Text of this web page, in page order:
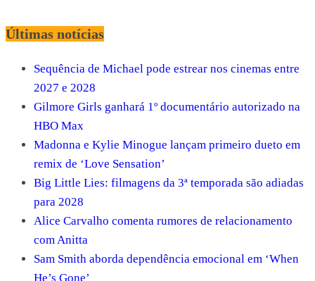
Últimas notícias
Sequência de Michael pode estrear nos cinemas entre
2027 e 2028
Gilmore Girls ganhará 1º documentário autorizado na
HBO Max
Madonna e Kylie Minogue lançam primeiro dueto em
remix de ‘Love Sensation’
Big Little Lies: filmagens da 3ª temporada são adiadas
para 2028
Alice Carvalho comenta rumores de relacionamento
com Anitta
Sam Smith aborda dependência emocional em ‘When
He’s Gone’